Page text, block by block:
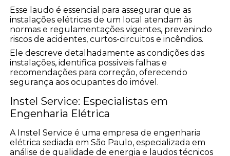
Esse laudo é essencial para assegurar que as
instalações elétricas de um local atendam às
normas e regulamentações vigentes, prevenindo
riscos de acidentes, curtos-circuitos e incêndios.
Ele descreve detalhadamente as condições das
instalações, identifica possíveis falhas e
recomendações para correção, oferecendo
segurança aos ocupantes do imóvel.
Instel Service: Especialistas em
Engenharia Elétrica
A Instel Service é uma empresa de engenharia
elétrica sediada em São Paulo, especializada em
análise de qualidade de energia e laudos técnicos